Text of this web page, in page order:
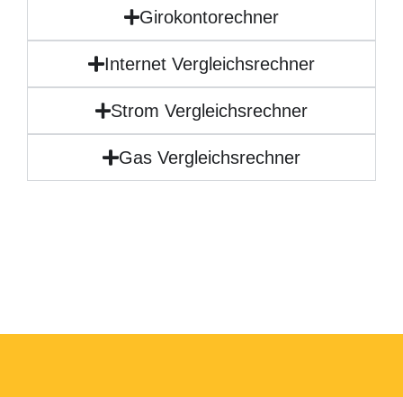
Girokontorechner
Internet Vergleichsrechner
Strom Vergleichsrechner
Gas Vergleichsrechner